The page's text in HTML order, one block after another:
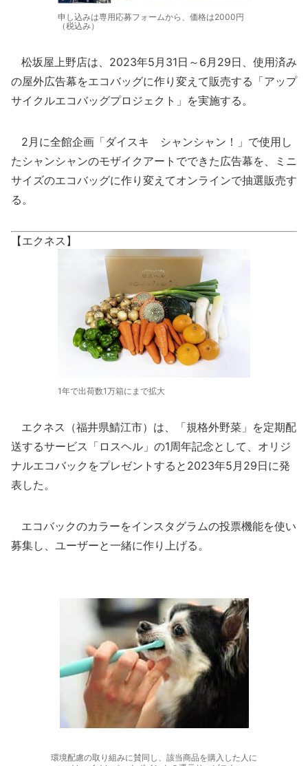
申し込みは専用応募フォームから、価格は2000円
（税込み）
松坂屋上野店は、2023年5月31日～6月29日、使用済み
の屋外広告幕をエコバッグに作り変えて販売する「アップ
サイクルエコバッグプロジェクト」を実施する。
2月に全館企画「ダイスキ シャンシャン！」で使用し
たシャンシャンのモザイクアートでできた広告幕を、ミニ
サイズのエコバッグに作り変えてオンラインで抽選販売す
る。
【エクネス】
1年で出荷数1万箱にまで拡大
エクネス（福井県鯖江市）は、「規格外野菜」を定期配
送するサービス「ロスヘル」の1周年記念として、オリジ
ナルエコバックをプレゼントすると2023年5月29日に発
表した。
エコバックのカラーをインスタグラムの投票機能を使い
募集し、ユーザーと一緒に作り上げる。
環境配慮の取り組みに賛同し、該当商品を購入した人に